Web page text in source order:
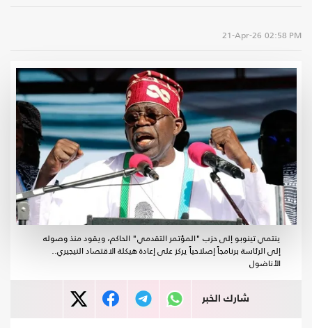
21-Apr-26 02:58 PM
ينتمي تينوبو إلى حزب "المؤتمر التقدمي" الحاكم، ويقود منذ وصوله
إلى الرئاسة برنامجاً إصلاحياً يركز على إعادة هيكلة الاقتصاد النيجيري..
الأناضول
شارك الخبر